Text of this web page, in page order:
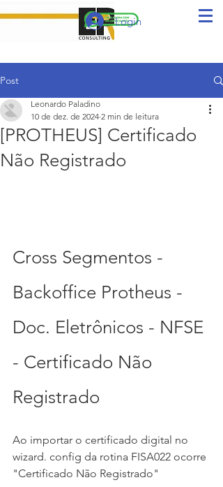
Login
Post
[PROTHEUS] Certificado
Não Registrado
Leonardo Paladino
10 de dez. de 2024 2 min de leitura
Cross Segmentos -
Backoffice Protheus -
Doc. Eletrônicos - NFSE
- Certificado Não
Registrado
Ao importar o certificado digital no
wizard. config da rotina FISA022 ocorre
"Certificado Não Registrado"